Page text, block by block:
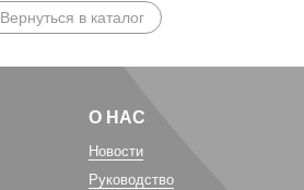
Вернуться в каталог
О НАС
Новости
Руководство